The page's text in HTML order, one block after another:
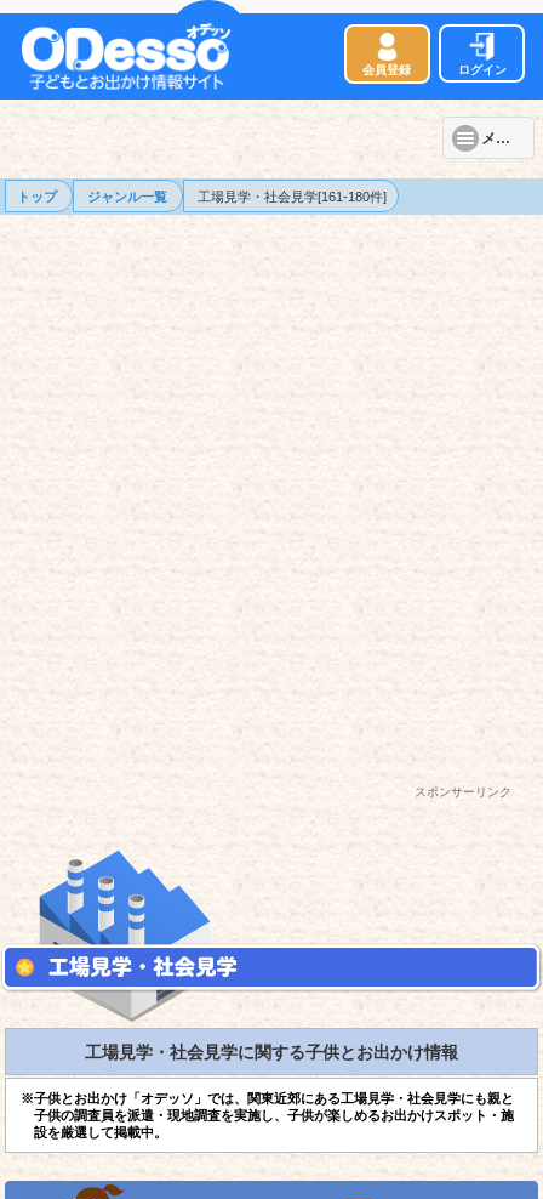
会員登録 ログイン
メニュー
トップ ジャンル一覧 工場見学・社会見学[161-180件]
スポンサーリンク
工場見学・社会見学に関する子供とお出かけ情報
※子供とお出かけ「オデッソ」では、関東近郊にある工場見学・社会見学にも親と
子供の調査員を派遣・現地調査を実施し、子供が楽しめるお出かけスポット・施
設を厳選して掲載中。